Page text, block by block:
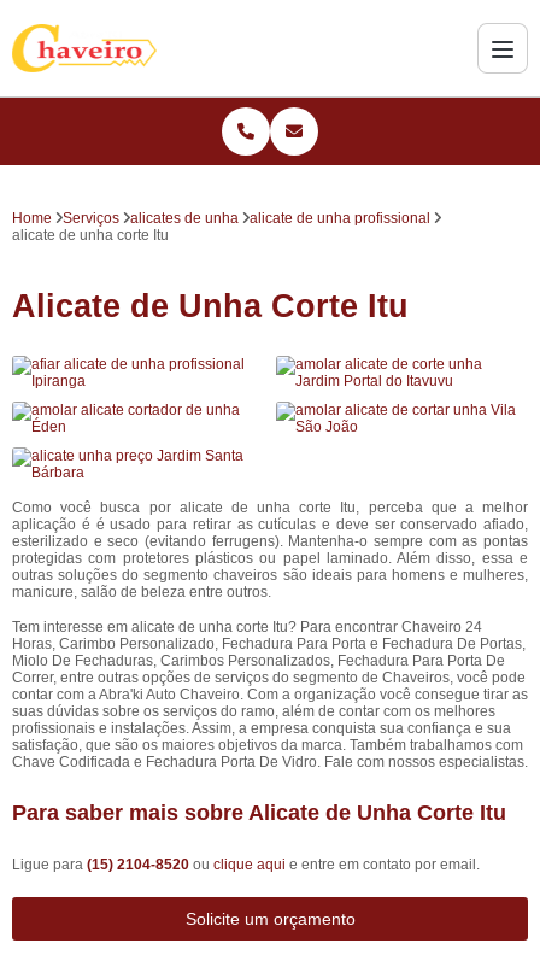
Home Serviços alicates de unha
alicate de unha profissional
alicate de unha corte Itu
Alicate de Unha Corte Itu
Como você busca por alicate de unha corte Itu, perceba que a melhor
aplicação é é usado para retirar as cutículas e deve ser conservado afiado,
esterilizado e seco (evitando ferrugens). Mantenha-o sempre com as pontas
protegidas com protetores plásticos ou papel laminado. Além disso, essa e
outras soluções do segmento chaveiros são ideais para homens e mulheres,
manicure, salão de beleza entre outros.
Tem interesse em alicate de unha corte Itu? Para encontrar Chaveiro 24
Horas, Carimbo Personalizado, Fechadura Para Porta e Fechadura De Portas,
Miolo De Fechaduras, Carimbos Personalizados, Fechadura Para Porta De
Correr, entre outras opções de serviços do segmento de Chaveiros, você pode
contar com a Abra'ki Auto Chaveiro. Com a organização você consegue tirar as
suas dúvidas sobre os serviços do ramo, além de contar com os melhores
profissionais e instalações. Assim, a empresa conquista sua confiança e sua
satisfação, que são os maiores objetivos da marca. Também trabalhamos com
Chave Codificada e Fechadura Porta De Vidro. Fale com nossos especialistas.
Para saber mais sobre Alicate de Unha Corte Itu
Ligue para (15) 2104-8520 ou clique aqui e entre em contato por email.
Solicite um orçamento